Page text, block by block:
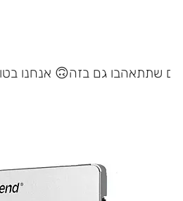
אנחנו בטוחים שתתאהבו גם בזה 🙃